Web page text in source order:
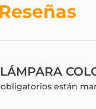
Reseñas
obligatorios están